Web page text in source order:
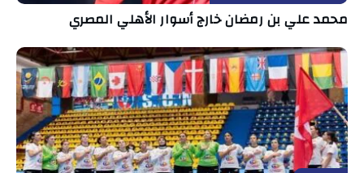
محمد علي بن رمضان خارج أسوار الأهلي المصري